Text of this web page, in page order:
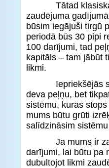
Tātad klasiskais
zaudējuma
būsim iegājuši tirgū
periodā būs 30 pipi
100 darījumi, tad
kapitāls – tam jābūt
likmi.
Iepriekšējās
deva peļņu, bet
sistēmu, kurās
mums būtu grūti
salīdzināsim
Ja mums ir
darījumi, lai būtu pa
dubultojot likmi